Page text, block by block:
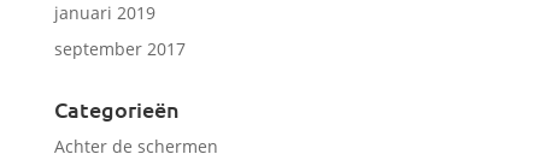
januari 2019
september 2017
Categorieën
Achter de schermen